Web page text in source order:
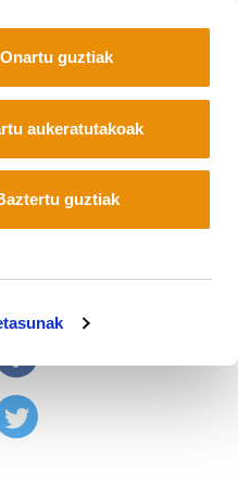
Onartu guztiak
aukeratutakoak
guztiak